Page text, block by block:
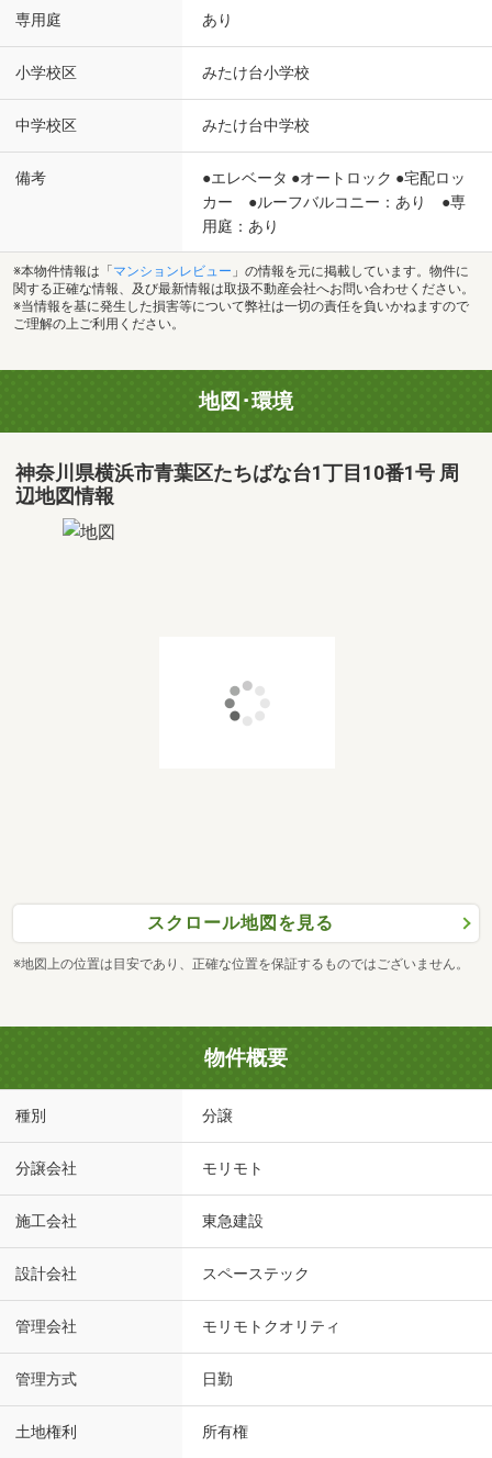
専用庭 あり
小学校区 みたけ台小学校
中学校区 みたけ台中学校
備考
●エレベータ ●オートロック ●宅配ロッ
カー ●ルーフバルコニー：あり ●専
用庭：あり
※本物件情報は「 マンションレビュー 」の情報を元に掲載しています。物件に
関する正確な情報、及び最新情報は取扱不動産会社へお問い合わせください。
※当情報を基に発生した損害等について弊社は一切の責任を負いかねますので
ご理解の上ご利用ください。
地図･環境
神奈川県横浜市青葉区たちばな台1丁目10番1号 周
辺地図情報
スクロール地図を見る
※地図上の位置は目安であり、正確な位置を保証するものではございません。
物件概要
種別 分譲
分譲会社 モリモト
施工会社 東急建設
設計会社 スペーステック
管理会社 モリモトクオリティ
管理方式 日勤
土地権利 所有権